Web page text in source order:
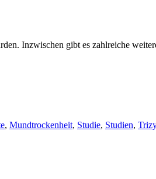
Inzwischen gibt es zahlreiche
, Mundtrockenheit, Studie, Studien,